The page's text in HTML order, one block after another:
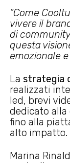
“Come
vivere il
di
questa
emozionale
La strategia
realizzati
led, brevi
dedicato alla
fino alla
alto impatto.
Marina